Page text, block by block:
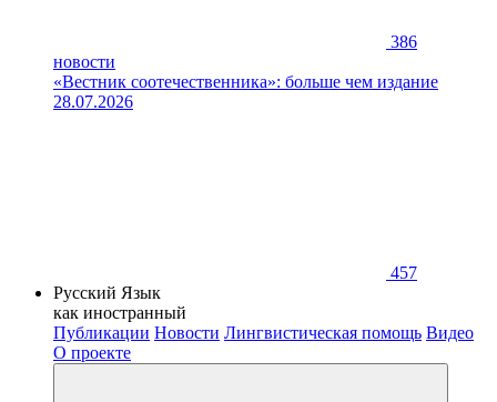
386
новости
«Вестник соотечественника»: больше чем издание
28.07.2026
457
Русский Язык
как иностранный
Публикации Новости Лингвистическая помощь Видео
О проекте